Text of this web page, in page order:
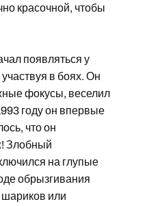
красочной, чтобы
появляться у
в боях. Он
фокусы, веселил
году он впервые
что он
Злобный
на глупые
обрызгивания
или